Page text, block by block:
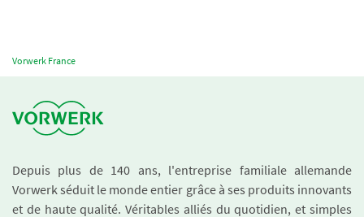
Vorwerk France
Depuis plus de 140 ans, l'entreprise familiale allemande
Vorwerk séduit le monde entier grâce à ses produits innovants
et de haute qualité. Véritables alliés du quotidien, et simples